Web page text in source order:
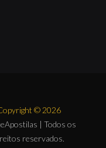
© 2026
| Todos os
reservados.